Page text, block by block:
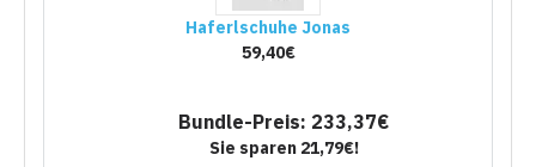
Haferlschuhe Jonas
59,40€
Bundle-Preis: 233,37€
Sie sparen 21,79€!